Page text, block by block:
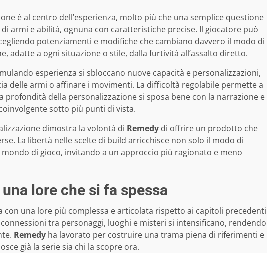
è al centro dell’esperienza, molto più che una semplice questione
armi e abilità, ognuna con caratteristiche precise. Il giocatore può
potenziamenti e modifiche che cambiano davvero il modo di
adatte a ogni situazione o stile, dalla furtività all’assalto diretto.
esperienza si sbloccano nuove capacità e personalizzazioni,
delle armi o affinare i movimenti. La difficoltà regolabile permette a
della personalizzazione si sposa bene con la narrazione e
sotto più punti di vista.
dimostra la volontà di Remedy di offrire un prodotto che
La libertà nelle scelte di build arricchisce non solo il modo di
di gioco, invitando a un approccio più ragionato e meno
lore che si fa spessa
con una lore più complessa e articolata rispetto ai capitoli
tra personaggi, luoghi e misteri si intensificano, rendendo
Remedy ha lavorato per costruire una trama piena di riferimenti e
già la serie sia chi la scopre ora.